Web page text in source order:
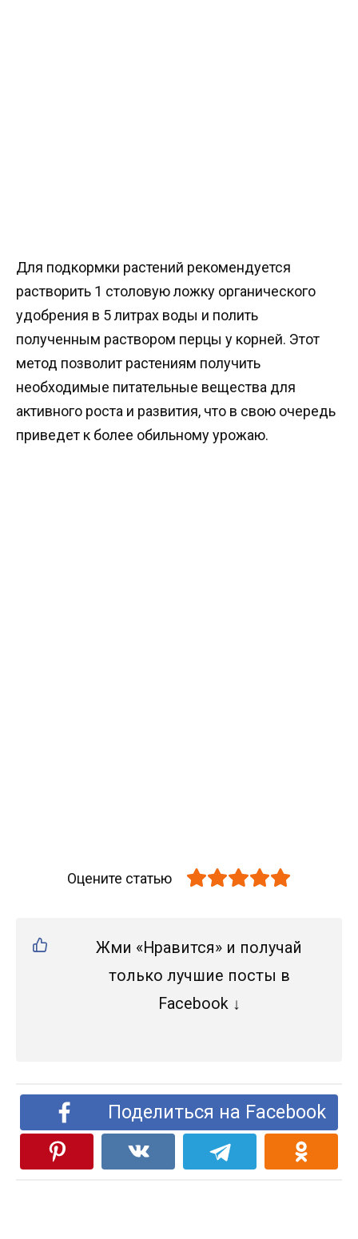
Для подкормки растений рекомендуется
растворить 1 столовую ложку органического
удобрения в 5 литрах воды и полить
полученным раствором перцы у корней. Этот
метод позволит растениям получить
необходимые питательные вещества для
активного роста и развития, что в свою очередь
приведет к более обильному урожаю.
Оцените статью
Жми «Нравится» и получай
только лучшие посты в
Facebook ↓
Поделиться на Facebook